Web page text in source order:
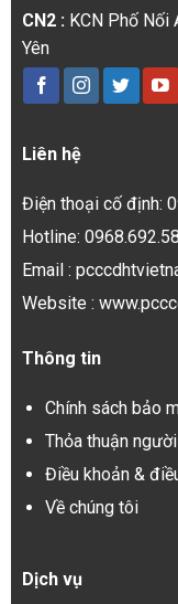
CN2 : KCN Phố Nối
Yên
Liên hệ
Điện thoại cố định:
Hotline:
Email :
Website :
Thông tin
Chính sách bảo
Thỏa thuận
Điều khoản &
Về chúng tôi
Dịch vụ